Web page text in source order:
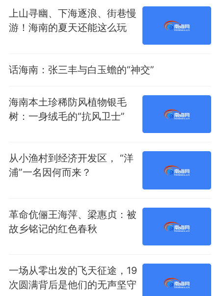
上山寻幽、下海逐浪、街巷慢
游！海南的夏天还能这么玩
话海南：张三丰与白玉蟾的“神交”
海南本土珍稀防风植物银毛
树：一身绒毛的“抗风卫士”
从小渔村到经济开发区， “洋
浦”一名因何而来？
革命伉俪王海萍、梁惠贞：被
故乡铭记的红色春秋
一场从零出发的飞天征途，19
次圆满背后是他们的无声坚守